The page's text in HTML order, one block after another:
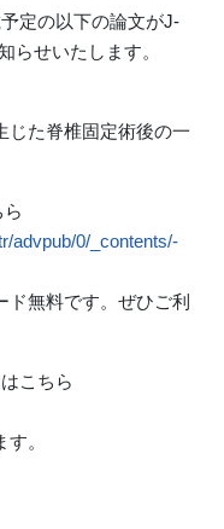
定の以下の論文がJ-
らせいたします。
じた脊椎固定術後の一
advpub/0/_contents/-
無料です。ぜひご利
こちら
。